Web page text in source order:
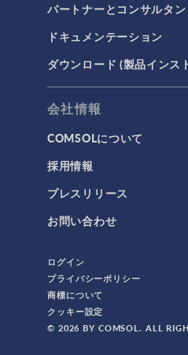
パートナーとコンサルタン
ドキュメンテーション
ダウンロード (製品インス
会社情報
COMSOLについて
採用情報
プレスリリース
お問い合わせ
ログイン
プライバシーポリシー
商標について
クッキー設定
© 2026 BY COMSOL. ALL